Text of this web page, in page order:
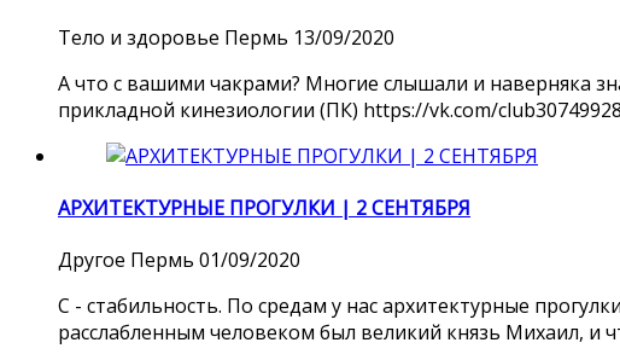
Тело и здоровье Пермь 13/09/2020
А что с вашими чакрами? Многие слышали и наверняка
прикладной кинезиологии (ПК) https://vk.com/
АРХИТЕКТУРНЫЕ ПРОГУЛКИ | 2 СЕНТЯБРЯ
Другое Пермь 01/09/2020
С - стабильность. По средам у нас архитектурные
расслабленным человеком был великий князь Михаил, и